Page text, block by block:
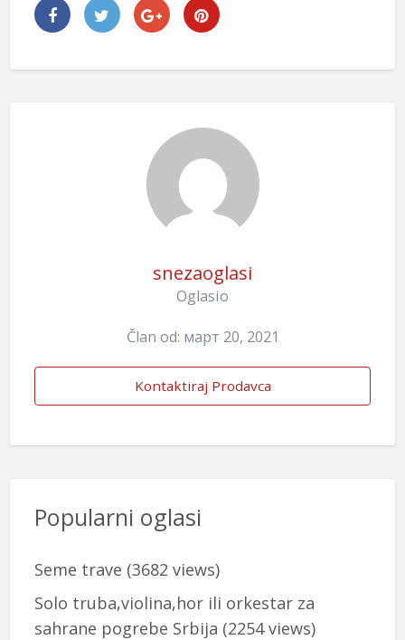
snezaoglasi
Oglasio
Član od: март 20, 2021
Kontaktiraj Prodavca
Popularni oglasi
Seme trave (3682 views)
Solo truba,violina,hor ili orkestar za
sahrane pogrebe Srbija (2254 views)